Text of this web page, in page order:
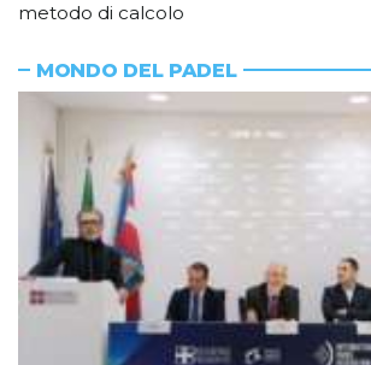
metodo di calcolo
MONDO DEL PADEL